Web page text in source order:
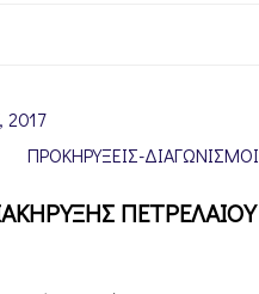
2017
ΠΡΟΚΗΡΎΞΕΙΣ-ΔΙΑΓΩΝΙΣΜΟΊ
ΠΕΤΡΕΛΑΙΟΥ